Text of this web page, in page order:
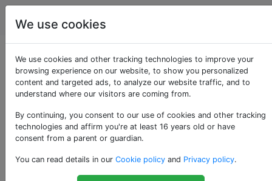
Parenting
Portare i bambini al
bar?
31
Divulgazione completa: non sono un
Sono stato in un bar lo scorso fine settimana
We use cookies
We use cookies and other tracking technologies to improve your
browsing experience on our website, to show you personalized
content and targeted ads, to analyze our website traffic, and to
understand where our visitors are coming from.
By continuing, you consent to our use of cookies and other tracking
technologies and affirm you're at least 16 years old or have
consent from a parent or guardian.
You can read details in our Cookie policy and Privacy policy.